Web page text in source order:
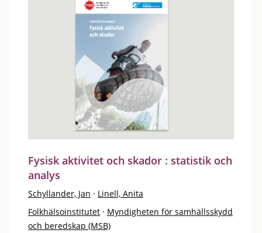
Fysisk aktivitet och skador : statistik och
analys
Schyllander, Jan · Linell, Anita
Folkhälsoinstitutet · Myndigheten för samhällsskydd
och beredskap (MSB)